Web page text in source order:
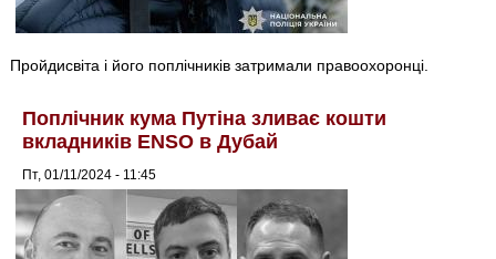
Пройдисвіта і його поплічників затримали правоохоронці.
Поплічник кума Путіна зливає кошти
вкладників ENSO в Дубай
Пт, 01/11/2024 - 11:45